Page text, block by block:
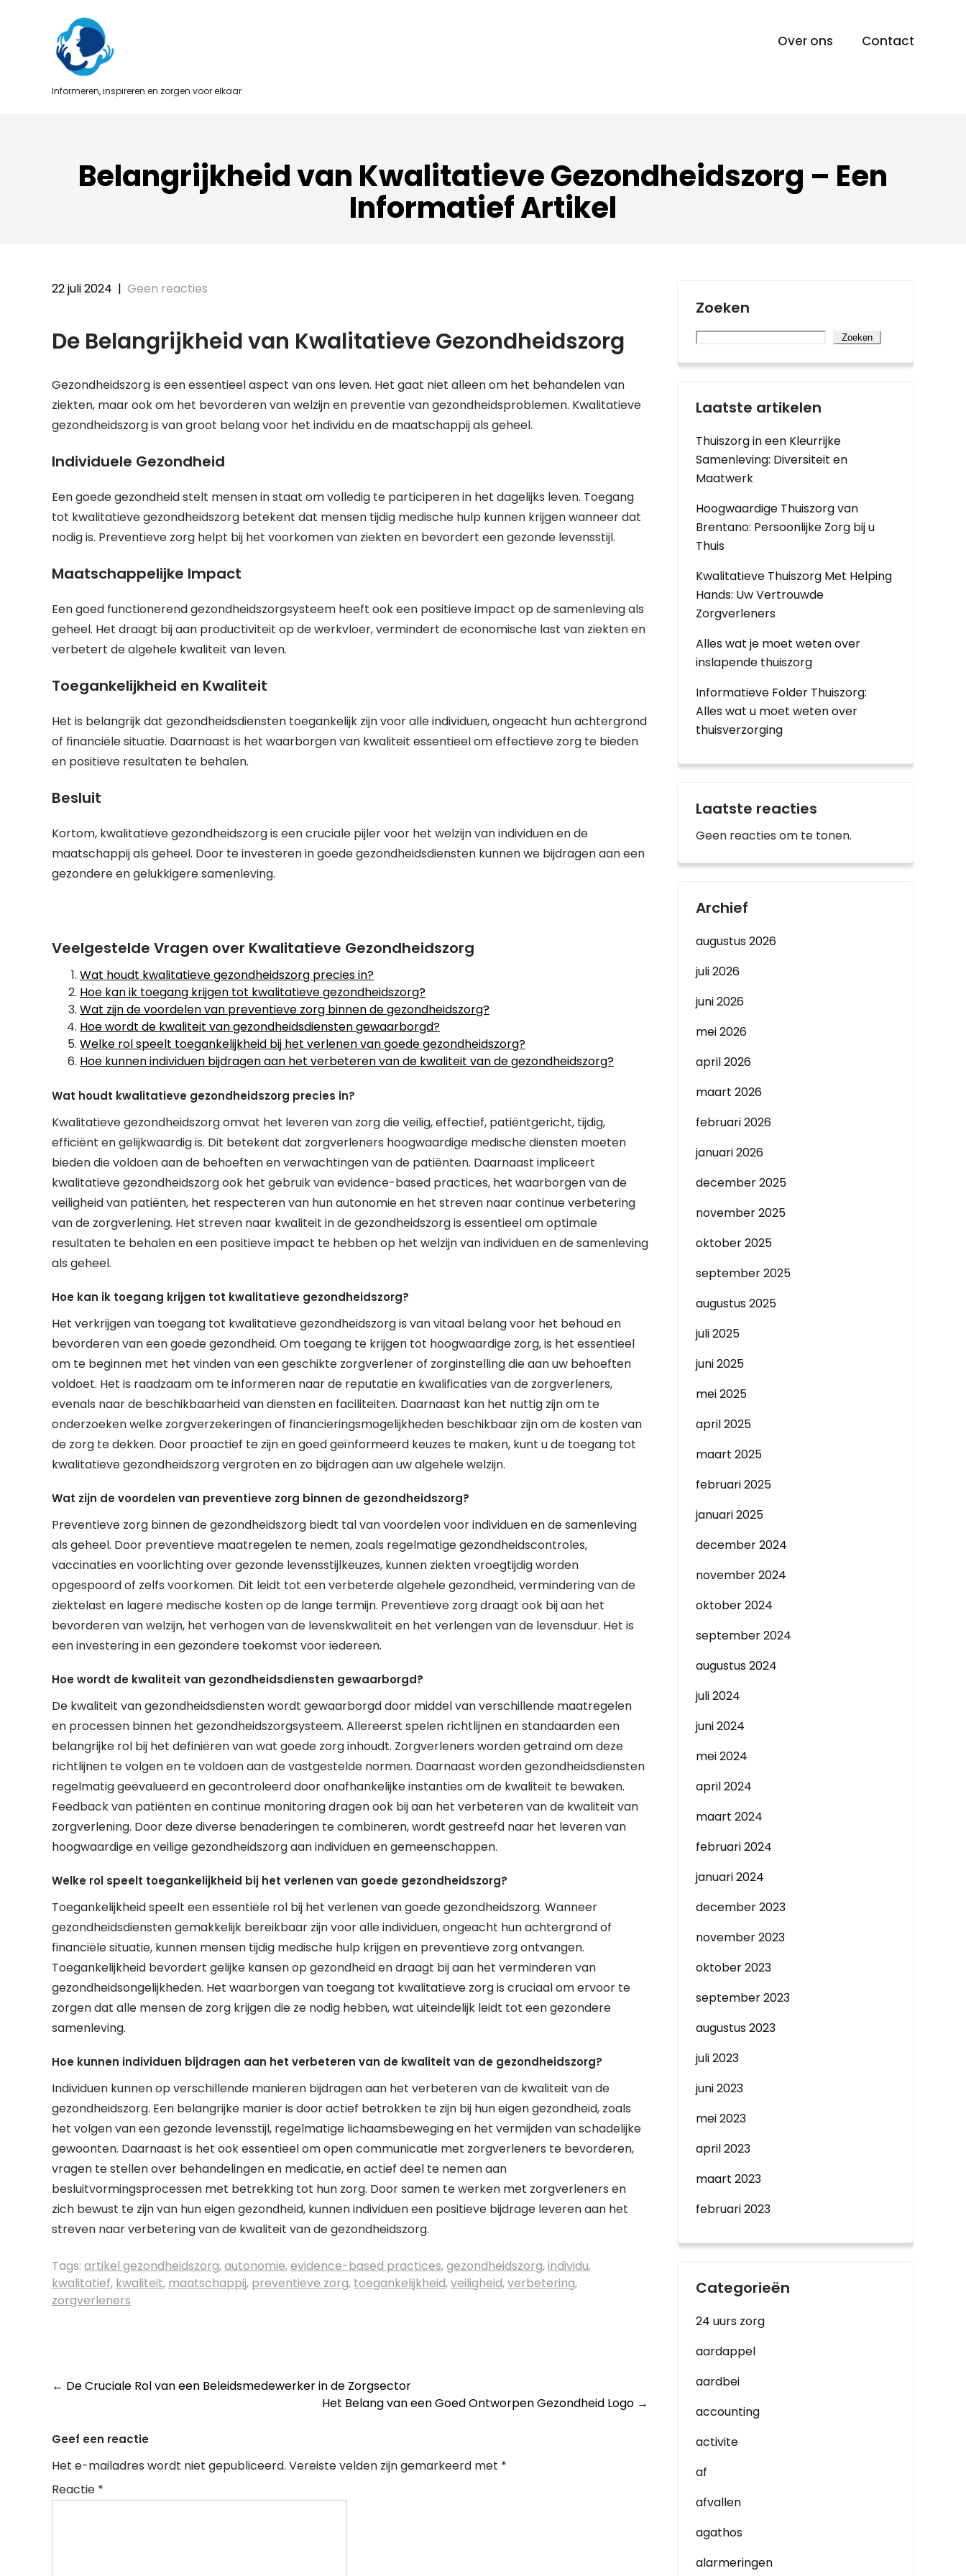
Informeren, inspireren en zorgen voor elkaar
Over ons Contact
Belangrijkheid van Kwalitatieve Gezondheidszorg – Een
Informatief Artikel
22 juli 2024 | Geen reacties
De Belangrijkheid van Kwalitatieve Gezondheidszorg
Gezondheidszorg is een essentieel aspect van ons leven. Het gaat niet alleen om het behandelen van
ziekten, maar ook om het bevorderen van welzijn en preventie van gezondheidsproblemen. Kwalitatieve
gezondheidszorg is van groot belang voor het individu en de maatschappij als geheel.
Individuele Gezondheid
Een goede gezondheid stelt mensen in staat om volledig te participeren in het dagelijks leven. Toegang
tot kwalitatieve gezondheidszorg betekent dat mensen tijdig medische hulp kunnen krijgen wanneer dat
nodig is. Preventieve zorg helpt bij het voorkomen van ziekten en bevordert een gezonde levensstijl.
Maatschappelijke Impact
Een goed functionerend gezondheidszorgsysteem heeft ook een positieve impact op de samenleving als
geheel. Het draagt bij aan productiviteit op de werkvloer, vermindert de economische last van ziekten en
verbetert de algehele kwaliteit van leven.
Toegankelijkheid en Kwaliteit
Het is belangrijk dat gezondheidsdiensten toegankelijk zijn voor alle individuen, ongeacht hun achtergrond
of financiële situatie. Daarnaast is het waarborgen van kwaliteit essentieel om effectieve zorg te bieden
en positieve resultaten te behalen.
Besluit
Kortom, kwalitatieve gezondheidszorg is een cruciale pijler voor het welzijn van individuen en de
maatschappij als geheel. Door te investeren in goede gezondheidsdiensten kunnen we bijdragen aan een
gezondere en gelukkigere samenleving.
Veelgestelde Vragen over Kwalitatieve Gezondheidszorg
Wat houdt kwalitatieve gezondheidszorg precies in?
Hoe kan ik toegang krijgen tot kwalitatieve gezondheidszorg?
Wat zijn de voordelen van preventieve zorg binnen de gezondheidszorg?
Hoe wordt de kwaliteit van gezondheidsdiensten gewaarborgd?
Welke rol speelt toegankelijkheid bij het verlenen van goede gezondheidszorg?
Hoe kunnen individuen bijdragen aan het verbeteren van de kwaliteit van de gezondheidszorg?
Wat houdt kwalitatieve gezondheidszorg precies in?
Kwalitatieve gezondheidszorg omvat het leveren van zorg die veilig, effectief, patiëntgericht, tijdig,
efficiënt en gelijkwaardig is. Dit betekent dat zorgverleners hoogwaardige medische diensten moeten
bieden die voldoen aan de behoeften en verwachtingen van de patiënten. Daarnaast impliceert
kwalitatieve gezondheidszorg ook het gebruik van evidence-based practices, het waarborgen van de
veiligheid van patiënten, het respecteren van hun autonomie en het streven naar continue verbetering
van de zorgverlening. Het streven naar kwaliteit in de gezondheidszorg is essentieel om optimale
resultaten te behalen en een positieve impact te hebben op het welzijn van individuen en de samenleving
als geheel.
Hoe kan ik toegang krijgen tot kwalitatieve gezondheidszorg?
Het verkrijgen van toegang tot kwalitatieve gezondheidszorg is van vitaal belang voor het behoud en
bevorderen van een goede gezondheid. Om toegang te krijgen tot hoogwaardige zorg, is het essentieel
om te beginnen met het vinden van een geschikte zorgverlener of zorginstelling die aan uw behoeften
voldoet. Het is raadzaam om te informeren naar de reputatie en kwalificaties van de zorgverleners,
evenals naar de beschikbaarheid van diensten en faciliteiten. Daarnaast kan het nuttig zijn om te
onderzoeken welke zorgverzekeringen of financieringsmogelijkheden beschikbaar zijn om de kosten van
de zorg te dekken. Door proactief te zijn en goed geïnformeerd keuzes te maken, kunt u de toegang tot
kwalitatieve gezondheidszorg vergroten en zo bijdragen aan uw algehele welzijn.
Wat zijn de voordelen van preventieve zorg binnen de gezondheidszorg?
Preventieve zorg binnen de gezondheidszorg biedt tal van voordelen voor individuen en de samenleving
als geheel. Door preventieve maatregelen te nemen, zoals regelmatige gezondheidscontroles,
vaccinaties en voorlichting over gezonde levensstijlkeuzes, kunnen ziekten vroegtijdig worden
opgespoord of zelfs voorkomen. Dit leidt tot een verbeterde algehele gezondheid, vermindering van de
ziektelast en lagere medische kosten op de lange termijn. Preventieve zorg draagt ook bij aan het
bevorderen van welzijn, het verhogen van de levenskwaliteit en het verlengen van de levensduur. Het is
een investering in een gezondere toekomst voor iedereen.
Hoe wordt de kwaliteit van gezondheidsdiensten gewaarborgd?
De kwaliteit van gezondheidsdiensten wordt gewaarborgd door middel van verschillende maatregelen
en processen binnen het gezondheidszorgsysteem. Allereerst spelen richtlijnen en standaarden een
belangrijke rol bij het definiëren van wat goede zorg inhoudt. Zorgverleners worden getraind om deze
richtlijnen te volgen en te voldoen aan de vastgestelde normen. Daarnaast worden gezondheidsdiensten
regelmatig geëvalueerd en gecontroleerd door onafhankelijke instanties om de kwaliteit te bewaken.
Feedback van patiënten en continue monitoring dragen ook bij aan het verbeteren van de kwaliteit van
zorgverlening. Door deze diverse benaderingen te combineren, wordt gestreefd naar het leveren van
hoogwaardige en veilige gezondheidszorg aan individuen en gemeenschappen.
Welke rol speelt toegankelijkheid bij het verlenen van goede gezondheidszorg?
Toegankelijkheid speelt een essentiële rol bij het verlenen van goede gezondheidszorg. Wanneer
gezondheidsdiensten gemakkelijk bereikbaar zijn voor alle individuen, ongeacht hun achtergrond of
financiële situatie, kunnen mensen tijdig medische hulp krijgen en preventieve zorg ontvangen.
Toegankelijkheid bevordert gelijke kansen op gezondheid en draagt bij aan het verminderen van
gezondheidsongelijkheden. Het waarborgen van toegang tot kwalitatieve zorg is cruciaal om ervoor te
zorgen dat alle mensen de zorg krijgen die ze nodig hebben, wat uiteindelijk leidt tot een gezondere
samenleving.
Hoe kunnen individuen bijdragen aan het verbeteren van de kwaliteit van de gezondheidszorg?
Individuen kunnen op verschillende manieren bijdragen aan het verbeteren van de kwaliteit van de
gezondheidszorg. Een belangrijke manier is door actief betrokken te zijn bij hun eigen gezondheid, zoals
het volgen van een gezonde levensstijl, regelmatige lichaamsbeweging en het vermijden van schadelijke
gewoonten. Daarnaast is het ook essentieel om open communicatie met zorgverleners te bevorderen,
vragen te stellen over behandelingen en medicatie, en actief deel te nemen aan
besluitvormingsprocessen met betrekking tot hun zorg. Door samen te werken met zorgverleners en
zich bewust te zijn van hun eigen gezondheid, kunnen individuen een positieve bijdrage leveren aan het
streven naar verbetering van de kwaliteit van de gezondheidszorg.
Tags: artikel gezondheidszorg,autonomie,evidence-based practices,gezondheidszorg,individu,
kwalitatief, kwaliteit, maatschappij, preventieve zorg, toegankelijkheid,veiligheid,verbetering,
zorgverleners
Post
← De Cruciale Rol van een Beleidsmedewerker in de Zorgsector
Het Belang van een Goed Ontworpen Gezondheid Logo →
Geef een reactie
Het e-mailadres wordt niet gepubliceerd. Vereiste velden zijn gemarkeerd met *
Reactie *
Zoeken
Zoeken
Laatste artikelen
Thuiszorg in een Kleurrijke
Samenleving: Diversiteit en
Maatwerk
Hoogwaardige Thuiszorg van
Brentano: Persoonlijke Zorg bij u
Thuis
Kwalitatieve Thuiszorg Met Helping
Hands: Uw Vertrouwde
Zorgverleners
Alles wat je moet weten over
inslapende thuiszorg
Informatieve Folder Thuiszorg:
Alles wat u moet weten over
thuisverzorging
Laatste reacties
Geen reacties om te tonen.
Archief
augustus 2026
juli 2026
juni 2026
mei 2026
april 2026
maart 2026
februari 2026
januari 2026
december 2025
november 2025
oktober 2025
september 2025
augustus 2025
juli 2025
juni 2025
mei 2025
april 2025
maart 2025
februari 2025
januari 2025
december 2024
november 2024
oktober 2024
september 2024
augustus 2024
juli 2024
juni 2024
mei 2024
april 2024
maart 2024
februari 2024
januari 2024
december 2023
november 2023
oktober 2023
september 2023
augustus 2023
juli 2023
juni 2023
mei 2023
april 2023
maart 2023
februari 2023
Categorieën
24 uurs zorg
aardappel
aardbei
accounting
activite
af
afvallen
agathos
alarmeringen